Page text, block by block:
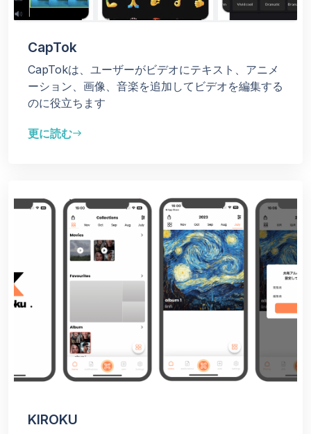
CapTok
CapTokは、ユーザーがビデオにテキスト、アニメ
ーション、画像、音楽を追加してビデオを編集する
のに役立ちます
更に読むeast
KIROKU